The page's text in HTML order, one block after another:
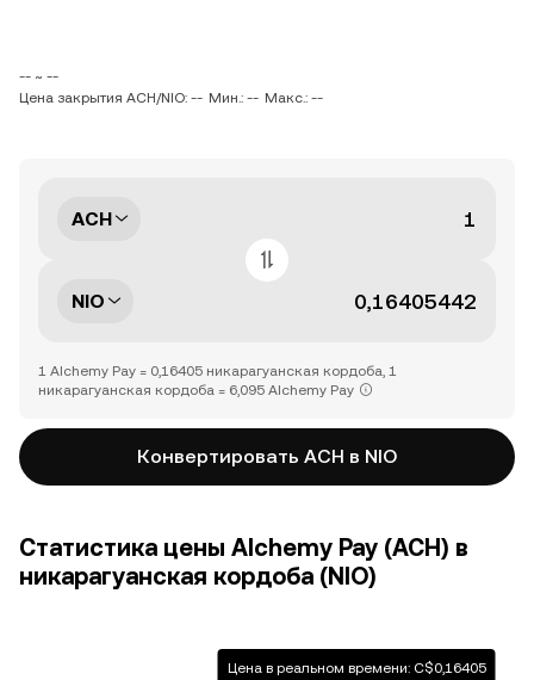
-- ~ --
Цена закрытия ACH/NIO: -- Мин.: -- Макс.: --
ACH
NIO
1 Alchemy Pay = 0,16405 никарагуанская кордоба, 1
никарагуанская кордоба = 6,095 Alchemy Pay
Конвертировать ACH в NIO
Статистика цены Alchemy Pay (ACH) в
никарагуанская кордоба (NIO)
Цена в реальном времени: C$0,16405